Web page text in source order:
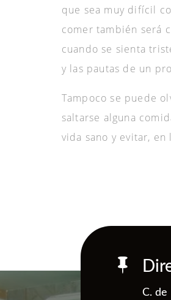
que sea muy difícil
comer también será
cuando se sienta
y las pautas de un
Tampoco se puede
saltarse alguna
vida sano y evitar,

C. de